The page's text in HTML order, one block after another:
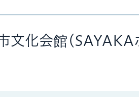
文化会館(SAYAKA